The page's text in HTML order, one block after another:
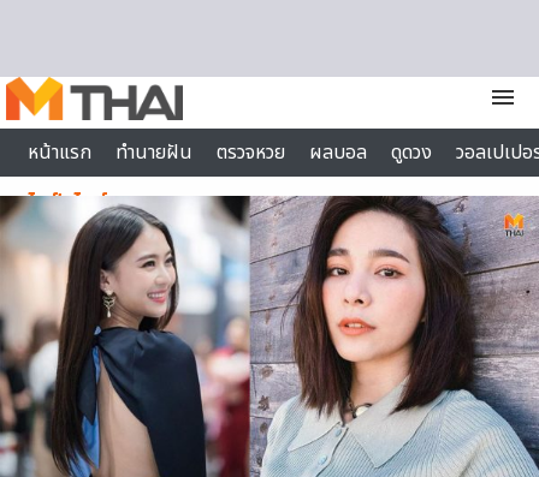
menu
หน้าแรก
ทำนายฝัน ตรวจหวย ผลบอล ดูดวง
วอลเปเป
ไลฟ์สไตล์